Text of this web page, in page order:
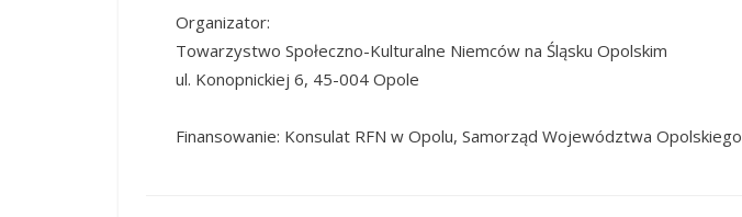
Organizator:
Towarzystwo Społeczno-Kulturalne Niemców na Śląsku Opolskim
ul. Konopnickiej 6, 45-004 Opole
Finansowanie: Konsulat RFN w Opolu, Samorząd Województwa Opolskiego